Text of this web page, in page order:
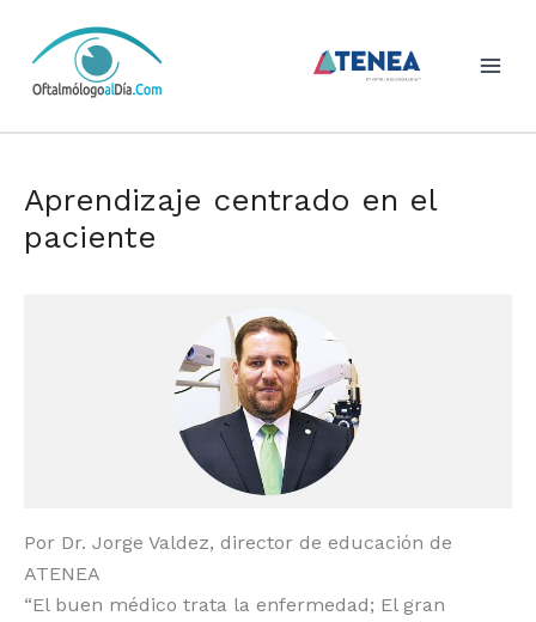
Aprendizaje centrado en el
paciente
Por Dr. Jorge Valdez, director de educación de
ATENEA
“El buen médico trata la enfermedad; El gran